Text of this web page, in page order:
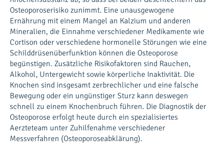
Osteoporoserisiko zunimmt. Eine unausgewogene
Ernährung mit einem Mangel an Kalzium und anderen
Mineralien, die Einnahme verschiedener Medikamente wie
Cortison oder verschiedene hormonelle Störungen wie eine
Schilddrüsenüberfunktion können die Osteoporose
begünstigen. Zusätzliche Risikofaktoren sind Rauchen,
Alkohol, Untergewicht sowie körperliche Inaktivität. Die
Knochen sind insgesamt zerbrechlicher und eine falsche
Bewegung oder ein ungünstiger Sturz kann deswegen
schnell zu einem Knochenbruch führen. Die Diagnostik der
Osteoporose erfolgt heute durch ein spezialisiertes
Aerzteteam unter Zuhilfenahme verschiedener
Messverfahren (Osteoporoseabklärung).